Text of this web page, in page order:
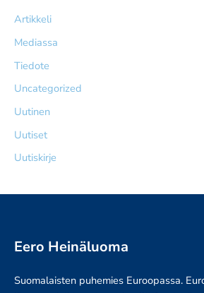
Artikkeli
Mediassa
Tiedote
Uncategorized
Uutinen
Uutiset
Uutiskirje
Eero Heinäluoma
Suomalaisten puhemies Euroopassa.